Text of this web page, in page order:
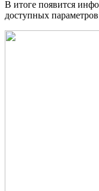
В итоге появится
доступных